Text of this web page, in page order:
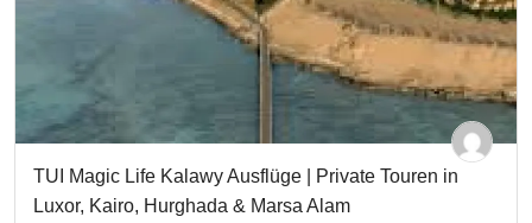
TUI Magic Life Kalawy Ausflüge | Private Touren in
Luxor, Kairo, Hurghada & Marsa Alam